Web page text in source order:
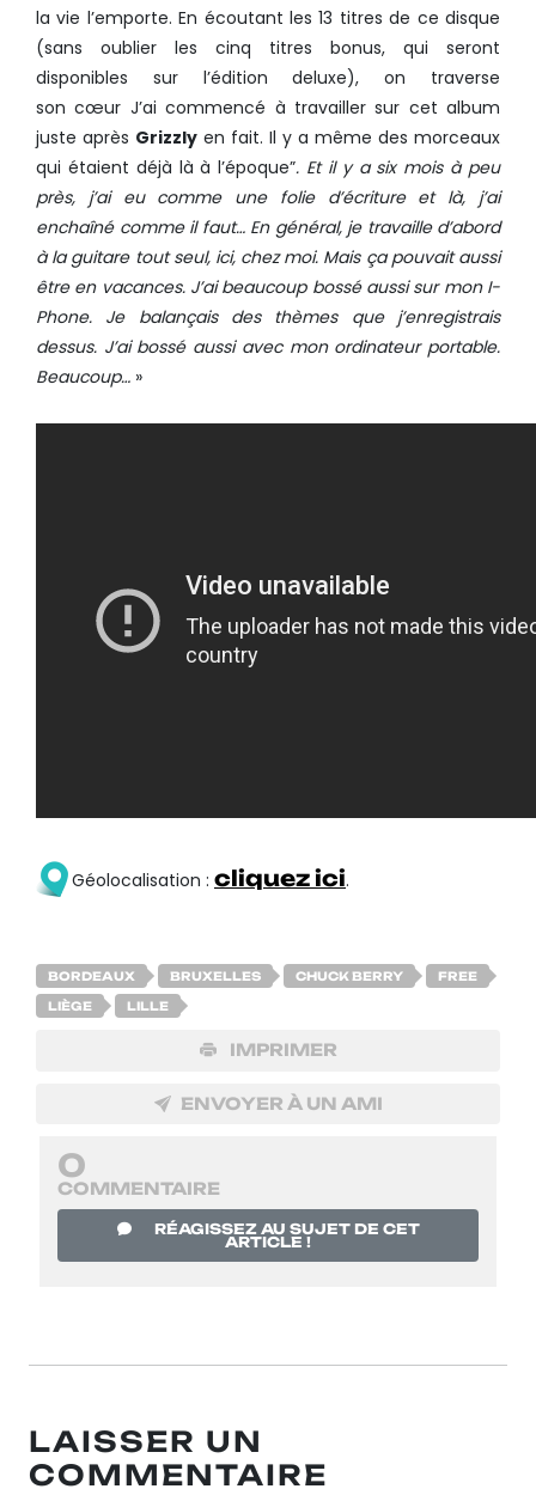
la vie l’emporte. En écoutant les 13 titres de ce disque
(sans oublier les cinq titres bonus, qui seront
disponibles sur l’édition deluxe), on traverse
son cœur J’ai commencé à travailler sur cet album
juste après Grizzly en fait. Il y a même des morceaux
qui étaient déjà là à l’époque”. Et il y a six mois à peu
près, j’ai eu comme une folie d’écriture et là, j’ai
enchaîné comme il faut… En général, je travaille d’abord
à la guitare tout seul, ici, chez moi. Mais ça pouvait aussi
être en vacances. J’ai beaucoup bossé aussi sur mon I-
Phone. Je balançais des thèmes que j’enregistrais
dessus. J’ai bossé aussi avec mon ordinateur portable.
Beaucoup… »
Géolocalisation : cliquez ici.
BORDEAUX BRUXELLES CHUCK BERRY FREE
LIÈGE LILLE
IMPRIMER
ENVOYER À UN AMI
0
COMMENTAIRE
RÉAGISSEZ AU SUJET DE CET
ARTICLE !
LAISSER UN
COMMENTAIRE